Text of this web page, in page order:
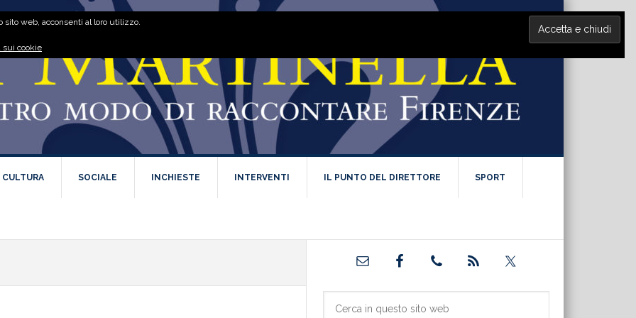
CULTURA SOCIALE INCHIESTE INTERVENTI IL PUNTO DEL DIRETTORE SPORT
Barra
primaria
web, acconsenti al loro utilizzo.
sui cookie